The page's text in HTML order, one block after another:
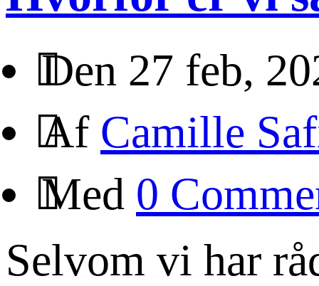
Den 27 feb,
Af Camille
Med 0
Selvom vi har